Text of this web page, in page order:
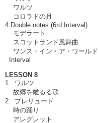
ワルツ
コロラドの月
4.Double notes (6rd Interval)
モデラート
スコットランド風舞曲
ワンス・イン・ア・ワールド
Interval
LESSON 8
1. ワルツ
故郷を離るる歌
2. プレリュード
時の踊り
アレグレット